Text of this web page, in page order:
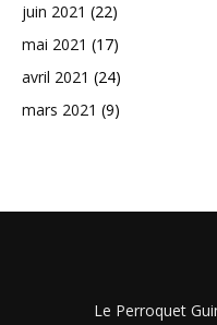
juin 2021 (22)
mai 2021 (17)
avril 2021 (24)
mars 2021 (9)
Le Perroquet